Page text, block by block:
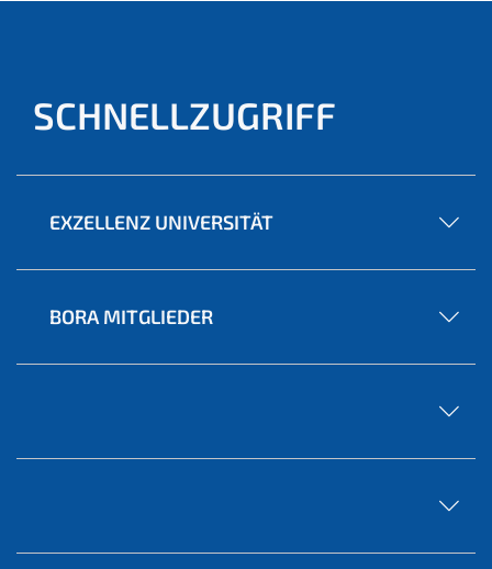
SCHNELLZUGRIFF
EXZELLENZ UNIVERSITÄT
BORA MITGLIEDER